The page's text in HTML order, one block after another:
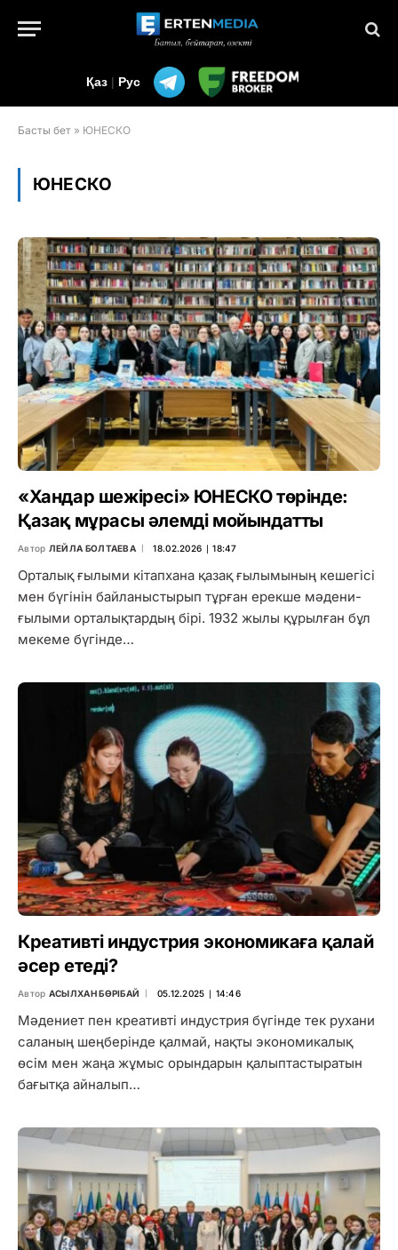
Қаз | Рус
Басты бет » ЮНЕСКО
ЮНЕСКО
«Хандар шежіресі» ЮНЕСКО төрінде:
Қазақ мұрасы әлемді мойындатты
Автор ЛЕЙЛА БОЛТАЕВА 18.02.2026 ∣ 18:47
Орталық ғылыми кітапхана қазақ ғылымының кешегісі
мен бүгінін байланыстырып тұрған ерекше мәдени-
ғылыми орталықтардың бірі. 1932 жылы құрылған бұл
мекеме бүгінде…
Креативті индустрия экономикаға қалай
әсер етеді?
Автор АСЫЛХАН БӨРІБАЙ 05.12.2025 ∣ 14:46
Мәдениет пен креативті индустрия бүгінде тек рухани
саланың шеңберінде қалмай, нақты экономикалық
өсім мен жаңа жұмыс орындарын қалыптастыратын
бағытқа айналып…